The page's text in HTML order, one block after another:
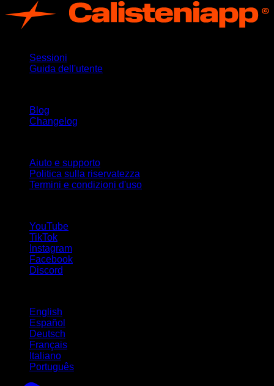
Sessioni
Guida dell'utente
Blog
Changelog
Aiuto e supporto
Politica sulla riservatezza
Termini e condizioni d'uso
YouTube
TikTok
Instagram
Facebook
Discord
English
Español
Deutsch
Français
Italiano
Português